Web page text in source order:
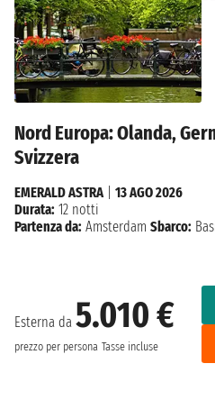
Nord Europa: Olanda,
Svizzera
Esterna da 5.010 €
prezzo per persona Tasse incluse
EMERALD ASTRA
13 AGO 2026
Durata: 12 notti
Partenza da: Amsterdam Sbarco: